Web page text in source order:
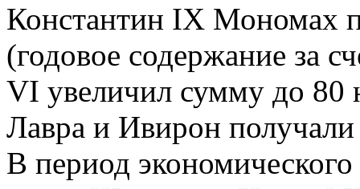
Константин IX Мономах
(годовое содержание за
VI увеличил сумму до 80
Лавра и Ивирон
В период